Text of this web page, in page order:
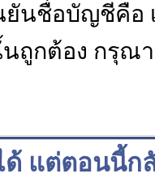
ยันชื่อบัญชีคือ
ถูกต้อง กรุณ
ด้ แต่ตอนนี้ก